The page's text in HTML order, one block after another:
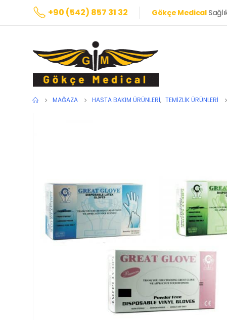
+90 (542) 857 31 32 Gökçe Medical
MAĞAZA HASTA BAKIM ÜRÜNLERI, TEMIZLIK ÜRÜNLERI